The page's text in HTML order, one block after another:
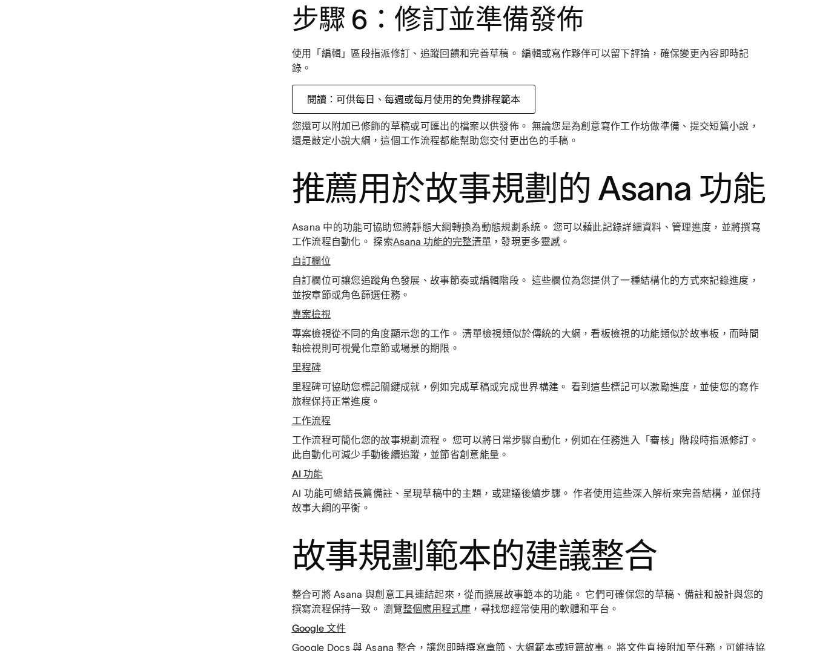
步驟 6：修訂並準備發佈
使用「編輯」區段指派修訂、追蹤回饋和完善草稿。 編輯或寫作夥伴可以留下評論，確保變更內容即時記
錄。
閱讀：可供每日、每週或每月使用的免費排程範本
您還可以附加已修飾的草稿或可匯出的檔案以供發佈。 無論您是為創意寫作工作坊做準備、提交短篇小說，
還是敲定小說大綱，這個工作流程都能幫助您交付更出色的手稿。
推薦用於故事規劃的 Asana 功能
Asana 中的功能可協助您將靜態大綱轉換為動態規劃系統。 您可以藉此記錄詳細資料、管理進度，並將撰寫
工作流程自動化。 探索Asana 功能的完整清單 ，發現更多靈感。
自訂欄位
自訂欄位可讓您追蹤角色發展、故事節奏或編輯階段。 這些欄位為您提供了一種結構化的方式來記錄進度，
並按章節或角色篩選任務。
專案檢視
專案檢視從不同的角度顯示您的工作。 清單檢視類似於傳統的大綱，看板檢視的功能類似於故事板，而時間
軸檢視則可視覺化章節或場景的期限。
里程碑
里程碑可協助您標記關鍵成就，例如完成草稿或完成世界構建。 看到這些標記可以激勵進度，並使您的寫作
旅程保持正常進度。
工作流程
工作流程可簡化您的故事規劃流程。 您可以將日常步驟自動化，例如在任務進入「審核」階段時指派修訂。
此自動化可減少手動後續追蹤，並節省創意能量。
AI 功能
AI 功能可總結長篇備註、呈現草稿中的主題，或建議後續步驟。 作者使用這些深入解析來完善結構，並保持
故事大綱的平衡。
故事規劃範本的建議整合
整合可將 Asana 與創意工具連結起來，從而擴展故事範本的功能。 它們可確保您的草稿、備註和設計與您的
撰寫流程保持一致。 瀏覽整個應用程式庫 ，尋找您經常使用的軟體和平台。
Google 文件
Google Docs 與 Asana 整合，讓您即時撰寫章節、大綱範本或短篇故事。 將文件直接附加至任務，可維持協